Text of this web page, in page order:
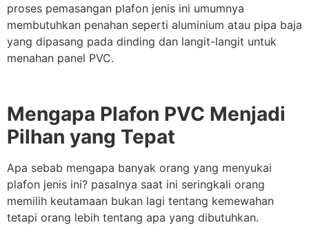
proses pemasangan plafon jenis ini umumnya
membutuhkan penahan seperti aluminium atau pipa baja
yang dipasang pada dinding dan langit-langit untuk
menahan panel PVC.
Mengapa Plafon PVC Menjadi
Pilhan yang Tepat
Apa sebab mengapa banyak orang yang menyukai
plafon jenis ini? pasalnya saat ini seringkali orang
memilih keutamaan bukan lagi tentang kemewahan
tetapi orang lebih tentang apa yang dibutuhkan.